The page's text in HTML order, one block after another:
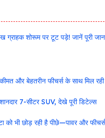
शोरूम पर टूट पड़े! जानें पूरी
और बेहतरीन फीचर्स के साथ मिल रही
7-सीटर SUV, देखे पूरी डिटेल्स
छोड़ रही है पीछे—पावर और फीचर्स